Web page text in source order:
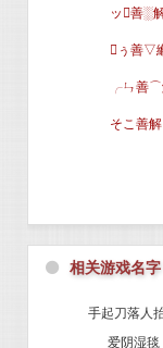
ッ善░
ぅ善▽
╭ㄣ善⌒
そこ善
⚫ 相关游戏名字
手起刀落人
爱阴湿毯